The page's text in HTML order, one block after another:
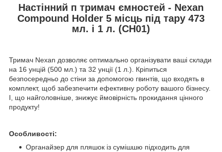
Настінний п тримач ємностей - Nexan
Compound Holder 5 місць під тару 473
мл. і 1 л. (CH01)
Тримач Nexan дозволяє оптимально організувати ваші склади
на 16 унцій (500 мл.) та 32 унції (1 л.). Кріпиться
безпосередньо до стіни за допомогою гвинтів, що входять в
комплект, щоб забезпечити ефективну роботу вашого бізнесу.
І, що найголовніше, знижує ймовірність прокидання цінного
продукту!
Особливості:
Органайзер для пляшок із сумішшю підходить для